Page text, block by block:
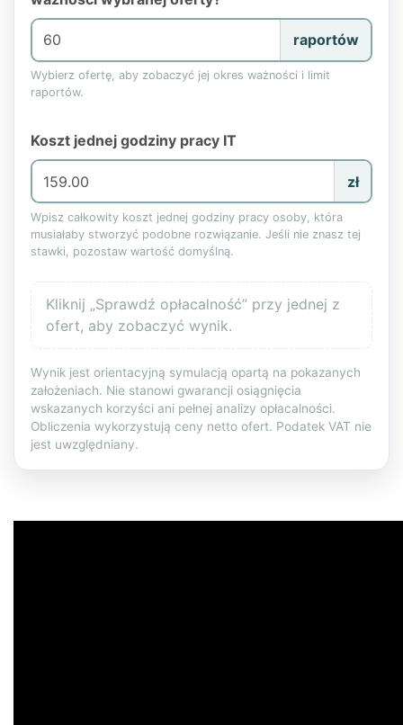
raportów
Wybierz ofertę, aby zobaczyć jej okres ważności i limit
raportów.
Koszt jednej godziny pracy IT
zł
Wpisz całkowity koszt jednej godziny pracy osoby, która
musiałaby stworzyć podobne rozwiązanie. Jeśli nie znasz tej
stawki, pozostaw wartość domyślną.
Kliknij „Sprawdź opłacalność” przy jednej z
ofert, aby zobaczyć wynik.
Wynik jest orientacyjną symulacją opartą na pokazanych
założeniach. Nie stanowi gwarancji osiągnięcia
wskazanych korzyści ani pełnej analizy opłacalności.
Obliczenia wykorzystują ceny netto ofert. Podatek VAT nie
jest uwzględniany.